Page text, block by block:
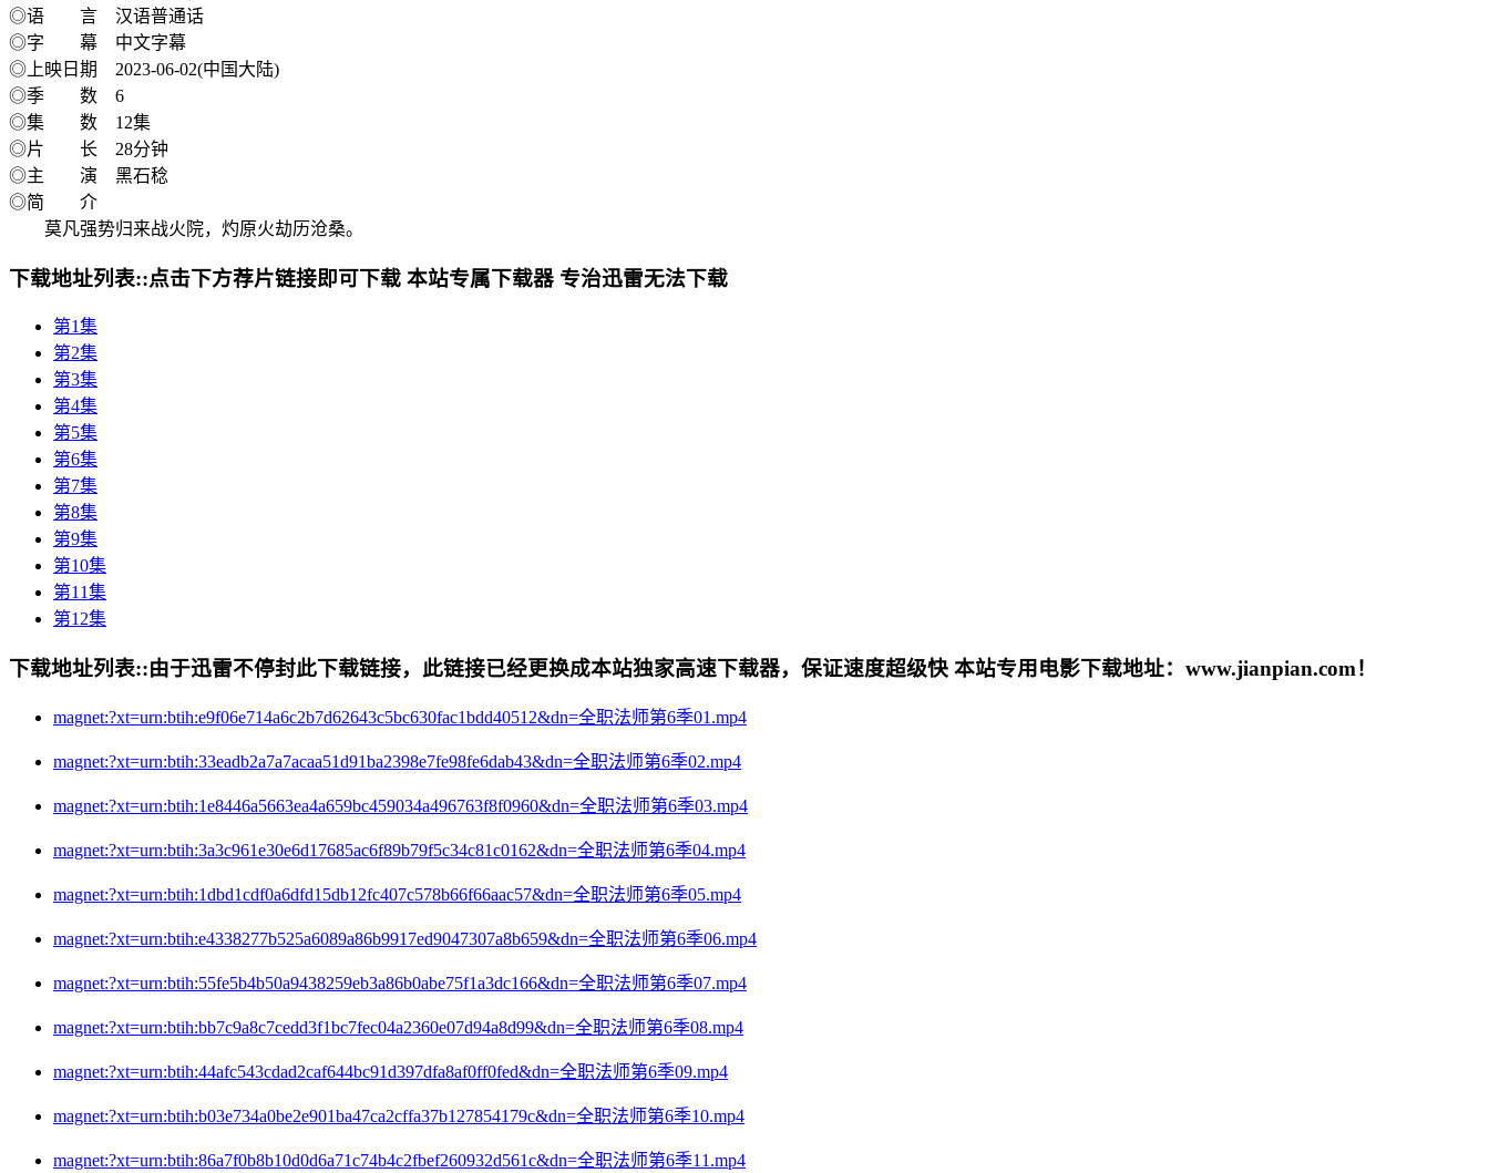
◎语 言 汉语普通话
◎字 幕 中文字幕
◎上映日期 2023-06-02(中国大陆)
◎季 数 6
◎集 数 12集
◎片 长 28分钟
◎主 演 黑石稔
◎简 介
莫凡强势归来战火院，灼原火劫历沧桑。
下载地址列表::点击下方荐片链接即可下载 本站专属下载器 专治迅雷无法下载
第1集
第2集
第3集
第4集
第5集
第6集
第7集
第8集
第9集
第10集
第11集
第12集
下载地址列表::由于迅雷不停封此下载链接，此链接已经更换成本站独家高速下载器，保证速度超级快 本站专用电影下载地址：www.jianpian.com！
magnet:?xt=urn:btih:e9f06e714a6c2b7d62643c5bc630fac1bdd40512&dn=全职法师第6季01.mp4
magnet:?xt=urn:btih:33eadb2a7a7acaa51d91ba2398e7fe98fe6dab43&dn=全职法师第6季02.mp4
magnet:?xt=urn:btih:1e8446a5663ea4a659bc459034a496763f8f0960&dn=全职法师第6季03.mp4
magnet:?xt=urn:btih:3a3c961e30e6d17685ac6f89b79f5c34c81c0162&dn=全职法师第6季04.mp4
magnet:?xt=urn:btih:1dbd1cdf0a6dfd15db12fc407c578b66f66aac57&dn=全职法师第6季05.mp4
magnet:?xt=urn:btih:e4338277b525a6089a86b9917ed9047307a8b659&dn=全职法师第6季06.mp4
magnet:?xt=urn:btih:55fe5b4b50a9438259eb3a86b0abe75f1a3dc166&dn=全职法师第6季07.mp4
magnet:?xt=urn:btih:bb7c9a8c7cedd3f1bc7fec04a2360e07d94a8d99&dn=全职法师第6季08.mp4
magnet:?xt=urn:btih:44afc543cdad2caf644bc91d397dfa8af0ff0fed&dn=全职法师第6季09.mp4
magnet:?xt=urn:btih:b03e734a0be2e901ba47ca2cffa37b127854179c&dn=全职法师第6季10.mp4
magnet:?xt=urn:btih:86a7f0b8b10d0d6a71c74b4c2fbef260932d561c&dn=全职法师第6季11.mp4